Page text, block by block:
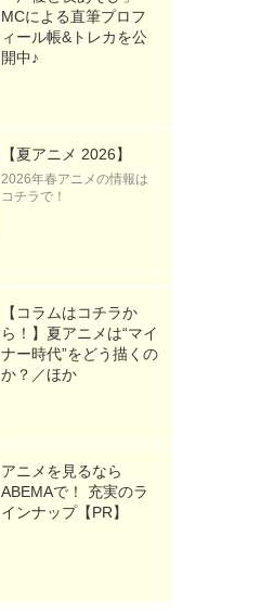
MCによる直筆プロフ
ィール帳&トレカを公
開中♪
【夏アニメ 2026】
2026年春アニメの情報は
コチラで！
【コラムはコチラか
ら！】夏アニメは“マイ
ナー時代”をどう描くの
か？／ほか
アニメを見るなら
ABEMAで！ 充実のラ
インナップ【PR】